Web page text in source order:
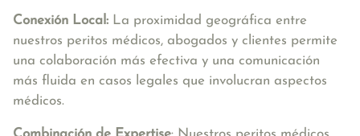
Conexión Local: La proximidad geográfica entre
nuestros peritos médicos, abogados y clientes permite
una colaboración más efectiva y una comunicación
más fluida en casos legales que involucran aspectos
médicos.